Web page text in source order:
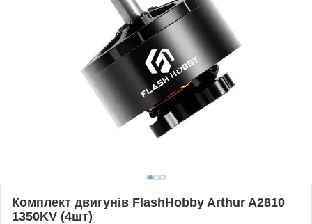
Комплект двигунів FlashHobby Arthur A2810
1350KV (4шт)